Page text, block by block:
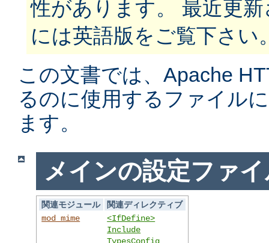
性があります。 最近更
には英語版をご覧下さい
この文書では、Apache
るのに使用するファイル
ます。
メインの設定ファ
関連モジュール
関連ディレクティブ
mod_mime
<IfDefine>
Include
TypesConfig